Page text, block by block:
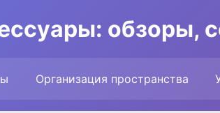
обзоры,
Организация пространства